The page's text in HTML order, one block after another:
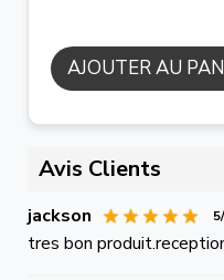
AJOUTER AU
Avis Clients
jackson
tres bon